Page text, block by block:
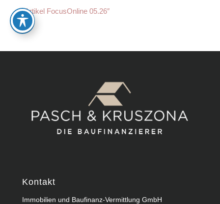
“Artikel FocusOnline 05.26″
Kontakt
Immobilien und Baufinanz-Vermittlung GmbH